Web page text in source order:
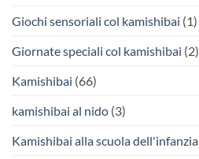
Giochi sensoriali col kamishibai (1)
Giornate speciali col kamishibai (2)
Kamishibai (66)
kamishibai al nido (3)
Kamishibai alla scuola dell'infanzia